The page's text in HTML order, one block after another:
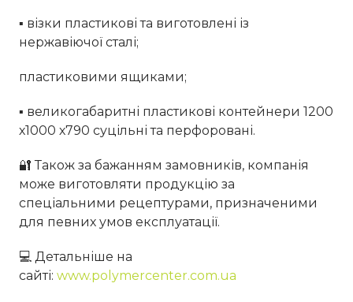
▪ візки пластикові та виготовлені із
нержавіючої сталі;
пластиковими ящиками;
▪ великогабаритні пластикові контейнери 1200
х1000 х790 суцільні та перфоровані.
🔐 Також за бажанням замовників, компанія
може виготовляти продукцію за
спеціальними рецептурами, призначеними
для певних умов експлуатації.
💻 Детальніше на
сайті: www.polymercenter.com.ua